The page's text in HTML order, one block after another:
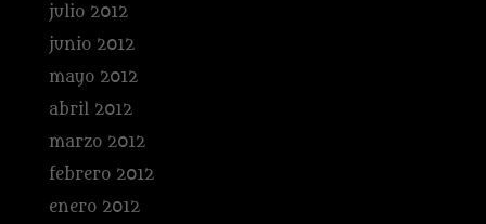
julio 2012
junio 2012
mayo 2012
abril 2012
marzo 2012
febrero 2012
enero 2012